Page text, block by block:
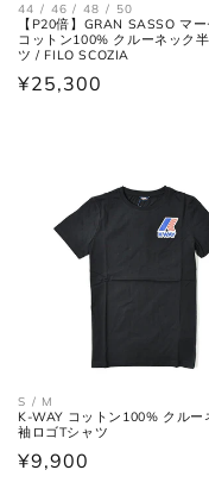
44 / 46 / 48 / 50
【P20倍】GRAN SASSO マ
コットン100% クルーネック
ツ / FILO SCOZIA
通
¥25,300
S / M
K-WAY コットン100% クルー
袖ロゴTシャツ
通
¥9,900
全長
ア
ヒール